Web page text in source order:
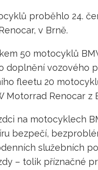
proběhlo 24.
v Brně.
50 motocyklů
doplnění vozového
fleetu 20
Motorrad Renocar z
na motocyklech
bezpečí,
služebních
– tolik příznačné